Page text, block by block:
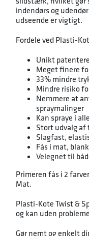
indendørs og
udseende er vigtigt.
Fordele ved Plasti-
Unikt
Meget finere
33% mindre
Mindre risiko
Nemmere at
spraymalinger
Kan spraye i
Stort udvalg
Slagfast,
Fås i mat,
Velegnet til
Primeren fås i 2
Mat.
Plasti-Kote Twist &
og kan uden
Gør nemt og enkelt